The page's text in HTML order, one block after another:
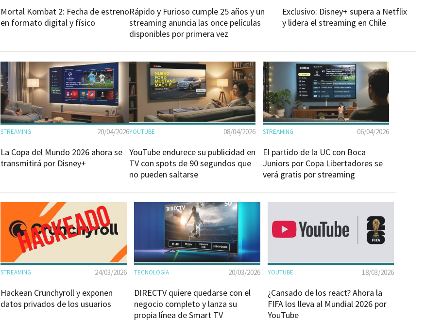
Mortal Kombat 2: Fecha de estreno
en formato digital y físico
Rápido y Furioso cumple 25 años y un
streaming anuncia las once películas
disponibles por primera vez
Exclusivo: Disney+ supera a Netflix
y lidera el streaming en Chile
20/04/2026
STREAMING
La Copa del Mundo 2026 ahora se
transmitirá por Disney+
08/04/2026
YOUTUBE
YouTube endurece su publicidad en
TV con spots de 90 segundos que
no pueden saltarse
06/04/2026
STREAMING
El partido de la UC con Boca
Juniors por Copa Libertadores se
verá gratis por streaming
24/03/2026
STREAMING
Hackean Crunchyroll y exponen
datos privados de los usuarios
20/03/2026
TECNOLOGÍA
DIRECTV quiere quedarse con el
negocio completo y lanza su
propia línea de Smart TV
18/03/2026
YOUTUBE
¿Cansado de los react? Ahora la
FIFA los lleva al Mundial 2026 por
YouTube